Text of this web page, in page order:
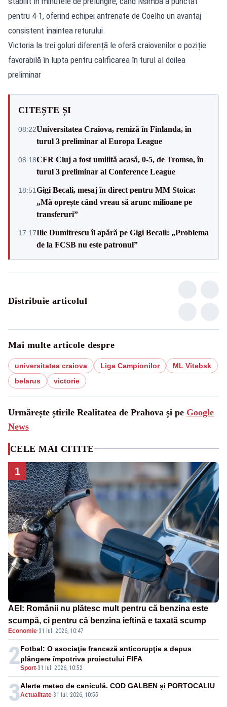
pentru 4-1, oferind echipei antrenate de Coelho un avantaj
consistent înaintea returului.
Victoria la trei goluri diferență le oferă craiovenilor o poziție
favorabilă în lupta pentru calificarea în turul al doilea
preliminar
CITEȘTE ȘI
08:22Universitatea Craiova, remiză în Finlanda, în
turul 3 preliminar al Europa League
08:18CFR Cluj a fost umilită acasă, 0-5, de Tromso, în
turul 3 preliminar al Conference League
18:51Gigi Becali, mesaj în direct pentru MM Stoica:
„Mă oprește când vreau să arunc milioane pe
transferuri”
17:17Ilie Dumitrescu îl apără pe Gigi Becali: „Problema
de la FCSB nu este patronul”
Distribuie articolul
Mai multe articole despre
universitatea craiova Liga Campionilor
ML Vitebsk
belarus
victorie
Urmărește știrile Realitatea de Prahova și pe Google
News
CELE MAI CITITE
1
AEI: Românii nu plătesc mult pentru că benzina este
scumpă, ci pentru că benzina ieftină e taxată scump
Economie·31 iul. 2026, 10:47
2Sport-31 iul. 2026, 10:52
Fotbal: O asociaţie franceză anticorupţie a depus
plângere împotriva proiectului FIFA
3Actualitate-31 iul. 2026, 10:55
Alerte meteo de caniculă. COD GALBEN și PORTOCALIU